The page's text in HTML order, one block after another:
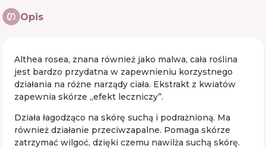
Opis
Althea rosea, znana również jako malwa, cała roślina
jest bardzo przydatna w zapewnieniu korzystnego
działania na różne narządy ciała. Ekstrakt z kwiatów
zapewnia skórze „efekt leczniczy”.
Działa łagodząco na skórę suchą i podrażnioną. Ma
również działanie przeciwzapalne. Pomaga skórze
zatrzymać wilgoć, dzięki czemu nawilża suchą skórę.